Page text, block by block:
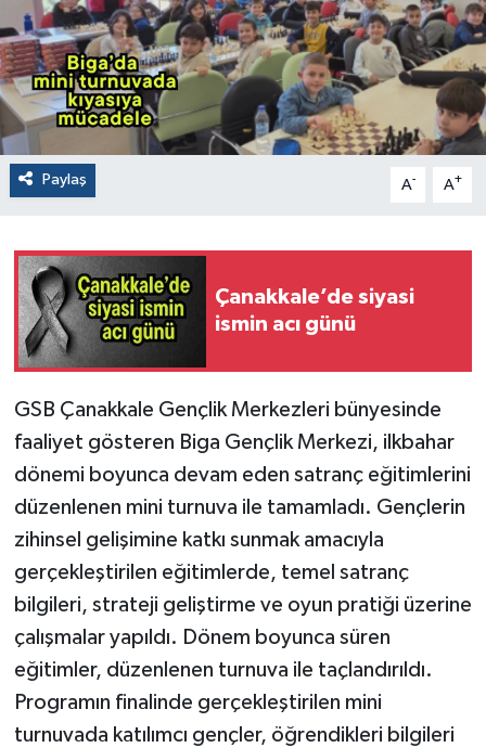
Paylaş A- A+
Çanakkale’de siyasi
ismin acı günü
GSB Çanakkale Gençlik Merkezleri bünyesinde
faaliyet gösteren Biga Gençlik Merkezi, ilkbahar
dönemi boyunca devam eden satranç eğitimlerini
düzenlenen mini turnuva ile tamamladı. Gençlerin
zihinsel gelişimine katkı sunmak amacıyla
gerçekleştirilen eğitimlerde, temel satranç
bilgileri, strateji geliştirme ve oyun pratiği üzerine
çalışmalar yapıldı. Dönem boyunca süren
eğitimler, düzenlenen turnuva ile taçlandırıldı.
Programın finalinde gerçekleştirilen mini
turnuvada katılımcı gençler, öğrendikleri bilgileri